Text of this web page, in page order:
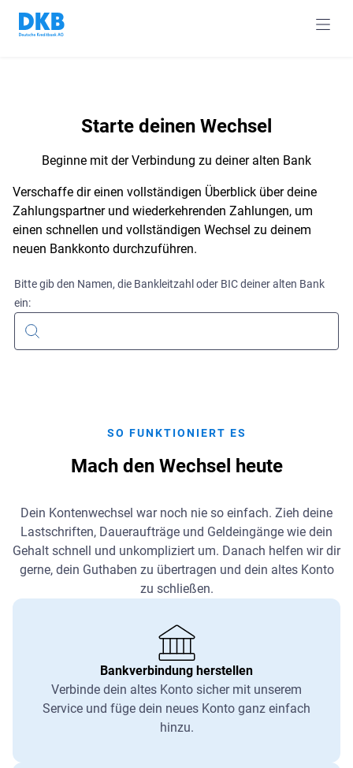
Starte deinen Wechsel
Beginne mit der Verbindung zu deiner alten Bank
Verschaffe dir einen vollständigen Überblick über deine
Zahlungspartner und wiederkehrenden Zahlungen, um
einen schnellen und vollständigen Wechsel zu deinem
neuen Bankkonto durchzuführen.
Bitte gib den Namen, die Bankleitzahl oder BIC deiner alten Bank
ein:
SO FUNKTIONIERT ES
Mach den Wechsel heute
Dein Kontenwechsel war noch nie so einfach. Zieh deine
Lastschriften, Daueraufträge und Geldeingänge wie dein
Gehalt schnell und unkompliziert um. Danach helfen wir dir
gerne, dein Guthaben zu übertragen und dein altes Konto
zu schließen.
Bankverbindung herstellen
Verbinde dein altes Konto sicher mit unserem
Service und füge dein neues Konto ganz einfach
hinzu.